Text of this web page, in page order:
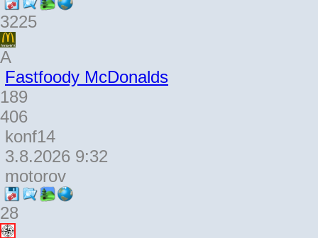
3225
A
Fastfoody McDonalds
189
406
konf14
3.8.2026 9:32
motorov
28